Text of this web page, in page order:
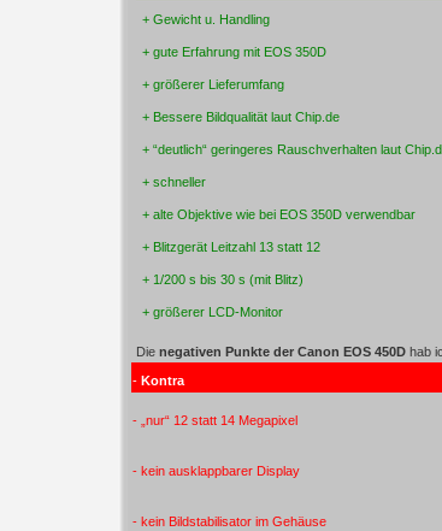
+ Gewicht u. Handling
+ gute Erfahrung mit EOS 350D
+ größerer Lieferumfang
+ Bessere Bildqualität laut Chip.de
+ “deutlich“ geringeres Rauschverhalten laut
+ schneller
+ alte Objektive wie bei EOS 350D verwendbar
+ Blitzgerät Leitzahl 13 statt 12
+ 1/200 s bis 30 s (mit Blitz)
+ größerer LCD-Monitor
Die negativen Punkte der Canon EOS 450D hab
-Kontra
- „nur“ 12 statt 14 Megapixel
- kein ausklappbarer Display
- kein Bildstabilisator im Gehäuse